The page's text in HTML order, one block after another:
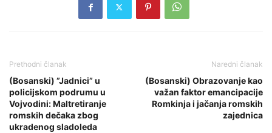
Prethodni članak
(Bosanski) ”Jadnici” u
policijskom podrumu u
Vojvodini: Maltretiranje
romskih dečaka zbog
ukradenog sladoleda
Naredni članak
(Bosanski) Obrazovanje kao
važan faktor emancipacije
Romkinja i jačanja romskih
zajednica